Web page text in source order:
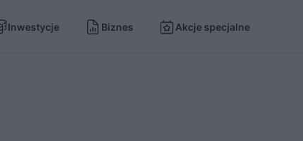
Inwestycje Biznes Akcje specjalne